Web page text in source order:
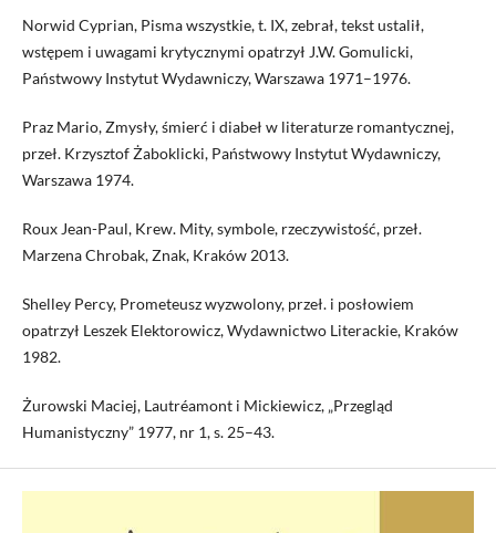
Norwid Cyprian, Pisma wszystkie, t. IX, zebrał, tekst ustalił,
wstępem i uwagami krytycznymi opatrzył J.W. Gomulicki,
Państwowy Instytut Wydawniczy, Warszawa 1971–1976.
Praz Mario, Zmysły, śmierć i diabeł w literaturze romantycznej,
przeł. Krzysztof Żaboklicki, Państwowy Instytut Wydawniczy,
Warszawa 1974.
Roux Jean-Paul, Krew. Mity, symbole, rzeczywistość, przeł.
Marzena Chrobak, Znak, Kraków 2013.
Shelley Percy, Prometeusz wyzwolony, przeł. i posłowiem
opatrzył Leszek Elektorowicz, Wydawnictwo Literackie, Kraków
1982.
Żurowski Maciej, Lautréamont i Mickiewicz, „Przegląd
Humanistyczny” 1977, nr 1, s. 25–43.